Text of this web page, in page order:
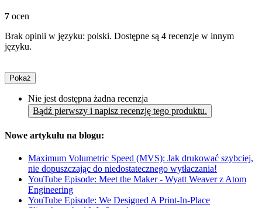
7 ocen
Brak opinii w języku: polski. Dostępne są 4 recenzje w innym
języku.
Pokaż
Nie jest dostępna żadna recenzja
Bądź pierwszy i napisz recenzję tego produktu.
Nowe artykułu na blogu:
Maximum Volumetric Speed (MVS): Jak drukować szybciej,
nie dopuszczając do niedostatecznego wytłaczania!
YouTube Episode: Meet the Maker - Wyatt Weaver z Atom
Engineering
YouTube Episode: We Designed A Print-In-Place